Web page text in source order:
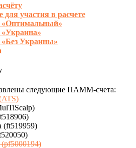
участия в расчете
Украины»
следующие ПАММ-счета:
(ft519959)
(pf5000194)